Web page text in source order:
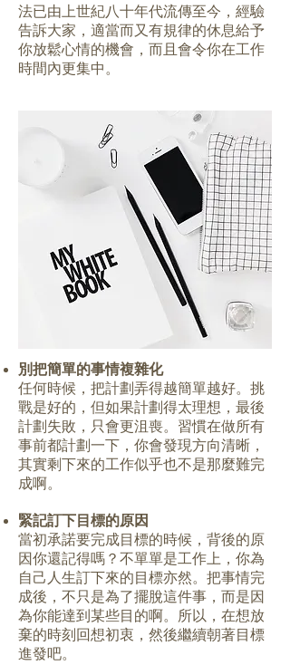
法已由上世紀八十年代流傳至今，經驗
告訴大家，適當而又有規律的休息給予
你放鬆心情的機會，而且會令你在工作
時間內更集中。
別把簡單的事情複雜化
任何時候，把計劃弄得越簡單越好。挑
戰是好的，但如果計劃得太理想，最後
計劃失敗，只會更沮喪。習慣在做所有
事前都計劃一下，你會發現方向清晰，
其實剩下來的工作似乎也不是那麼難完
成啊。
緊記訂下目標的原因
當初承諾要完成目標的時候，背後的原
因你還記得嗎？不單單是工作上，你為
自己人生訂下來的目標亦然。把事情完
成後，不只是為了擺脫這件事，而是因
為你能達到某些目的啊。所以，在想放
棄的時刻回想初衷，然後繼續朝著目標
進發吧。